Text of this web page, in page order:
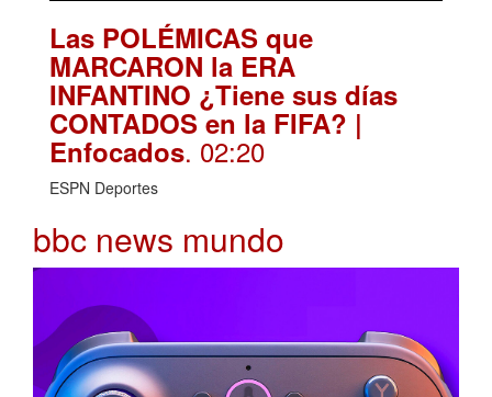
Las POLÉMICAS que
MARCARON la ERA
INFANTINO ¿Tiene sus días
CONTADOS en la FIFA? |
Enfocados. 02:20
ESPN Deportes
bbc news mundo